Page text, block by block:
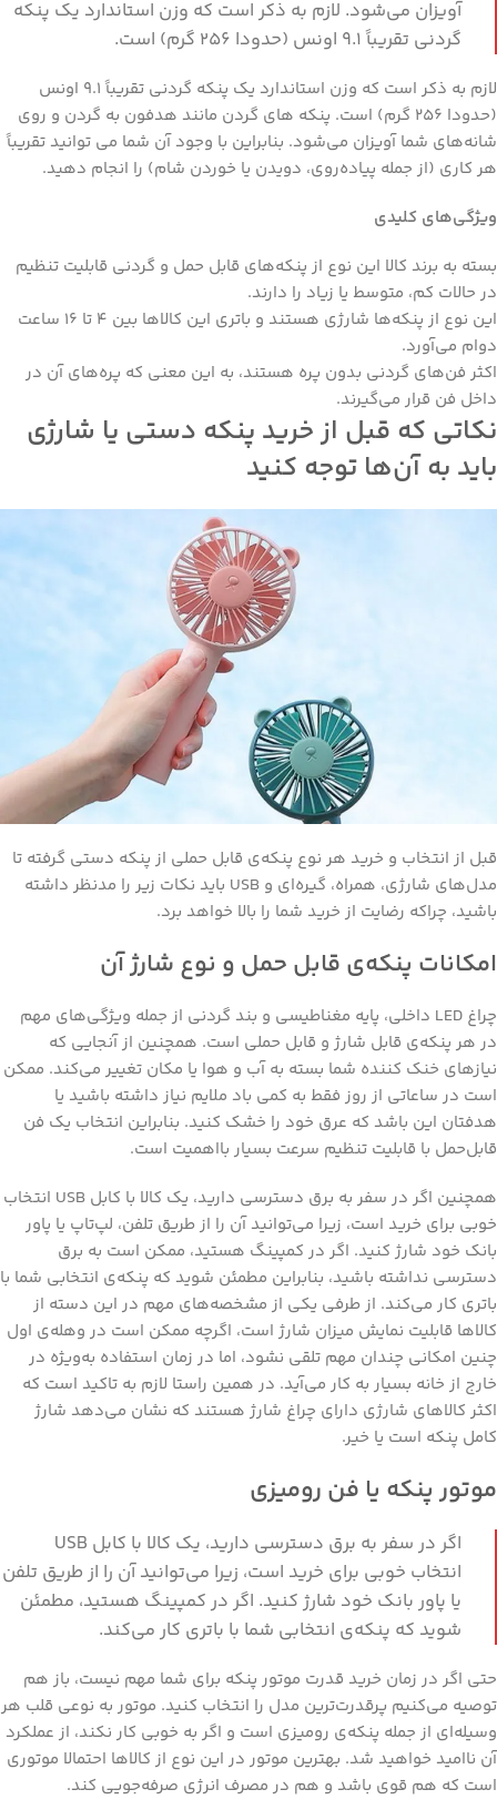
آویزان می‌شود. لازم به ذکر است که وزن استاندارد یک پنکه
گردنی تقریباً ۹.۱ اونس (حدودا ۲۵۶ گرم) است.
لازم به ذکر است که وزن استاندارد یک پنکه گردنی تقریباً ۹.۱ اونس
(حدودا ۲۵۶ گرم) است. پنکه های گردن مانند هدفون به گردن و روی
شانه‌های شما آویزان می‌شود. بنابراین با وجود آن شما می توانید تقریباً
هر کاری (از جمله پیاده‌روی، دویدن یا خوردن شام) را انجام دهید.
ویژگی‌های کلیدی
بسته به برند کالا این نوع از پنکه‌های قابل حمل و گردنی قابلیت تنظیم
در حالات کم، متوسط یا زیاد را دارند.
این نوع از پنکه‌ها شارژی هستند و باتری این کالاها بین ۴ تا ۱۶ ساعت
دوام می‌آورد.
اکثر فن‌های گردنی بدون پره هستند، به این معنی که پره‌های آن در
داخل فن قرار می‌گیرند.
نکاتی که قبل از خرید پنکه دستی یا شارژی
باید به آن‌ها توجه کنید
قبل از انتخاب و خرید هر نوع پنکه‌ی قابل حملی از پنکه دستی گرفته تا
مدل‌های شارژی، همراه، گیره‌ای و USB باید نکات زیر را مدنظر داشته
باشید، چراکه رضایت از خرید شما را بالا خواهد برد.
امکانات پنکه‌ی قابل حمل و نوع شارژ آن
چراغ LED داخلی، پایه مغناطیسی و بند گردنی از جمله ویژگی‌های مهم
در هر پنکه‌ی قابل شارژ و قابل حملی است. همچنین از آنجایی که
نیازهای خنک کننده شما بسته به آب و هوا یا مکان تغییر می‌کند. ممکن
است در ساعاتی از روز فقط به کمی باد ملایم نیاز داشته باشید یا
هدفتان این باشد که عرق خود را خشک کنید. بنابراین انتخاب یک فن
قابل‌حمل با قابلیت تنظیم سرعت بسیار بااهمیت است.
همچنین اگر در سفر به برق دسترسی دارید، یک کالا با کابل USB انتخاب
خوبی برای خرید است، زیرا می‌توانید آن را از طریق تلفن، لپ‌تاپ یا پاور
بانک خود شارژ کنید. اگر در کمپینگ هستید، ممکن است به برق
دسترسی نداشته باشید، بنابراین مطمئن شوید که پنکه‌ی انتخابی شما با
باتری کار می‌کند. از طرفی یکی از مشخصه‌های مهم در این دسته از
کالاها قابلیت نمایش میزان شارژ است، اگرچه ممکن است در وهله‌ی اول
چنین امکانی چندان مهم تلقی نشود، اما در زمان استفاده به‌ویژه در
خارج از خانه بسیار به کار می‌آید. در همین راستا لازم به تاکید است که
اکثر کالاهای شارژی دارای چراغ شارژ هستند که نشان می‌دهد شارژ
کامل پنکه است یا خیر.
موتور پنکه یا فن رومیزی
اگر در سفر به برق دسترسی دارید، یک کالا با کابل USB
انتخاب خوبی برای خرید است، زیرا می‌توانید آن را از طریق تلفن
یا پاور بانک خود شارژ کنید. اگر در کمپینگ هستید، مطمئن
شوید که پنکه‌ی انتخابی شما با باتری کار می‌کند.
حتی اگر در زمان خرید قدرت موتور پنکه برای شما مهم نیست، باز هم
توصیه می‌کنیم پرقدرت‌ترین مدل را انتخاب کنید. موتور به نوعی قلب هر
وسیله‌ای از جمله پنکه‌ی رومیزی است و اگر به خوبی کار نکند، از عملکرد
آن ناامید خواهید شد. بهترین موتور در این نوع از کالاها احتمالا موتوری
است که هم قوی باشد و هم در مصرف انرژی صرفه‌جویی کند.